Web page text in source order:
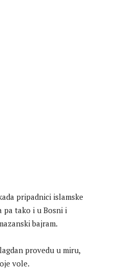
pripadnici islamske
pa tako i u Bosni i
bajram.
provedu u miru,
vole.